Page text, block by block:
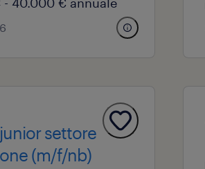
settore
(m/f/nb)